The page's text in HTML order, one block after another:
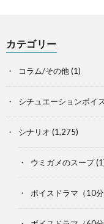
カテゴリー
コラム/その他(1)
シチュエーションボイ
シナリオ (1,275)
ウミガメのスープ
ボイスドラマ（10分